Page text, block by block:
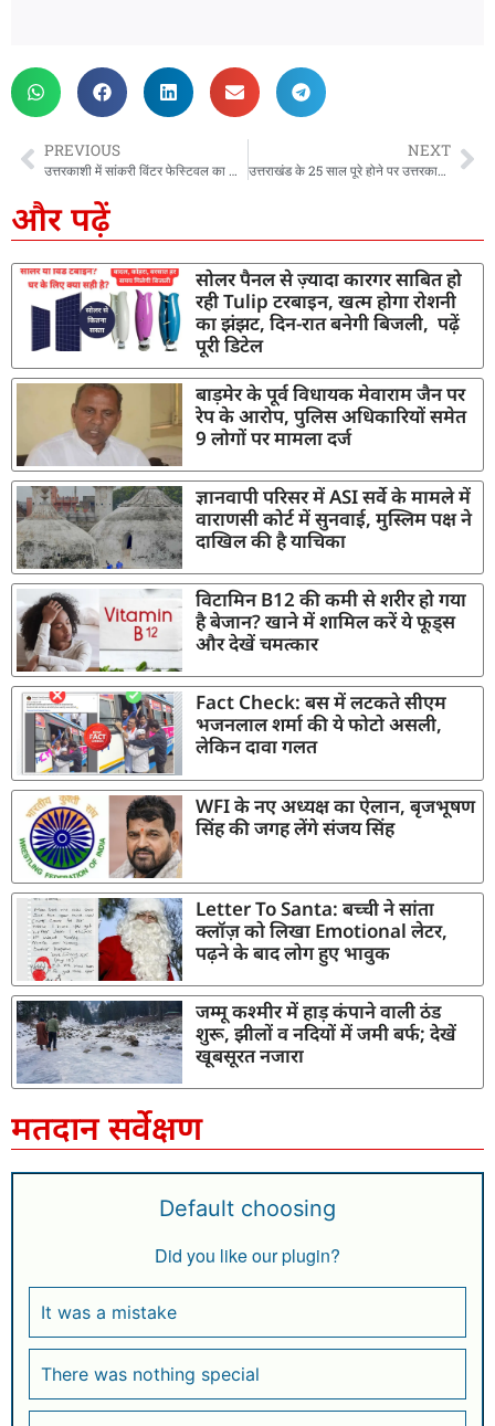
PREVIOUS
उत्तरकाशी में सांकरी विंटर फेस्टिवल का आगाज, सीएम धामी ने किया शुभांरभ
NEXT
उत्तराखंड के 25 साल पूरे होने पर उत्तरकाशी में देवभूमि रजत उत्सव का आयोजन, CM धामी ने की शिरक़त, कहा- PM के नेतृत्व में निरंतर प्रगति पथ पर उत्तराखंड
और पढ़ें
सोलर पैनल से ज़्यादा कारगर साबित हो
रही Tulip टरबाइन, खत्म होगा रोशनी
का झंझट, दिन-रात बनेगी बिजली, पढ़ें
पूरी डिटेल
बाड़मेर के पूर्व विधायक मेवाराम जैन पर
रेप के आरोप, पुलिस अधिकारियों समेत
9 लोगों पर मामला दर्ज
ज्ञानवापी परिसर में ASI सर्वे के मामले में
वाराणसी कोर्ट में सुनवाई, मुस्लिम पक्ष ने
दाखिल की है याचिका
विटामिन B12 की कमी से शरीर हो गया
है बेजान? खाने में शामिल करें ये फूड्स
और देखें चमत्कार
Fact Check: बस में लटकते सीएम
भजनलाल शर्मा की ये फोटो असली,
लेकिन दावा गलत
WFI के नए अध्यक्ष का ऐलान, बृजभूषण
सिंह की जगह लेंगे संजय सिंह
Letter To Santa: बच्ची ने सांता
क्लॉज़ को लिखा Emotional लेटर,
पढ़ने के बाद लोग हुए भावुक
जम्मू कश्मीर में हाड़ कंपाने वाली ठंड
शुरू, झीलों व नदियों में जमी बर्फ; देखें
खूबसूरत नजारा
मतदान सर्वेक्षण
Default choosing
Did you like our plugin?
It was a mistake
There was nothing special